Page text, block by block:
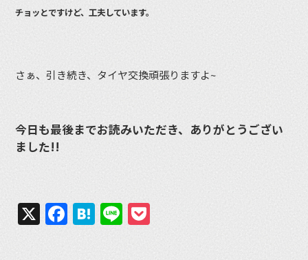
チョッとですけど、工夫しています。
さぁ、引き続き、タイヤ交換頑張りますよ~
今日も最後までお読みいただき、ありがとうござい
ました!!
X Facebook
Hatena
Line